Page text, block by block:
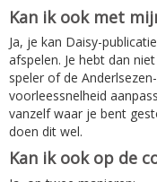
Kan ik ook met
Ja, je kan Daisy-
afspelen. Je hebt dan
speler of de
voorleessnelheid
vanzelf waar je bent
doen dit wel.
Kan ik ook op de